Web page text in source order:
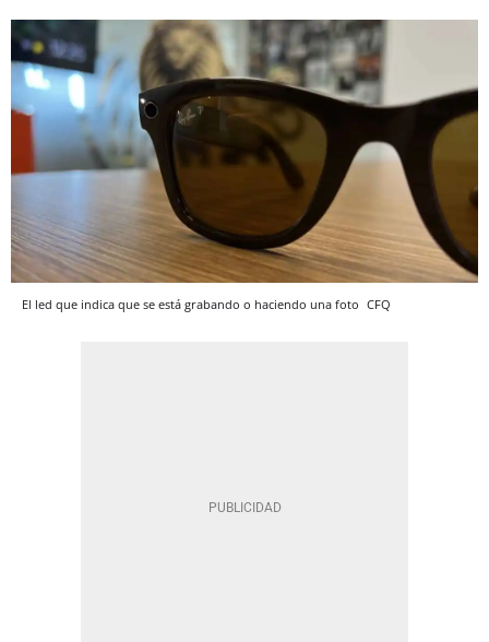
El led que indica que se está grabando o haciendo una foto CFQ